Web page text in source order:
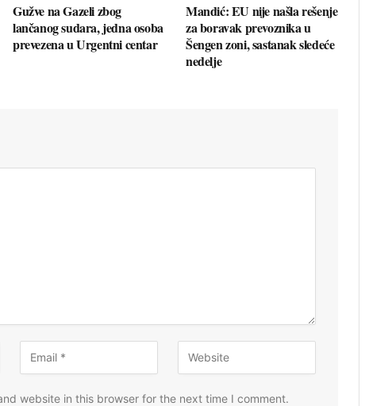
Gužve na Gazeli zbog
lančanog sudara, jedna osoba
prevezena u Urgentni centar
Mandić: EU nije našla rešenje
za boravak prevoznika u
Šengen zoni, sastanak sledeće
nedelje
website in this browser for the next time I comment.